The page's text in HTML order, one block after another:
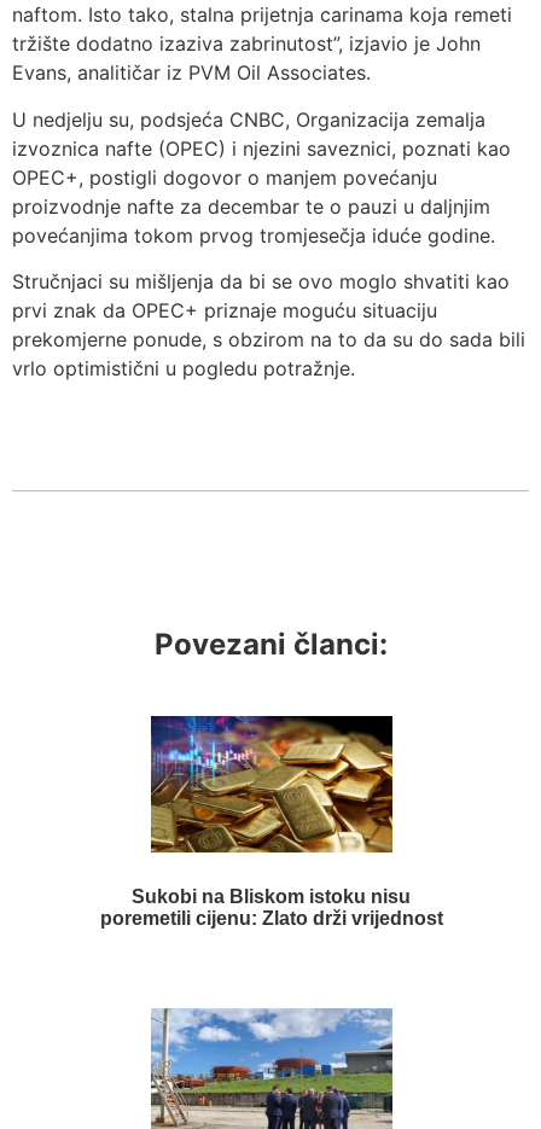
naftom. Isto tako, stalna prijetnja carinama koja remeti
tržište dodatno izaziva zabrinutost”, izjavio je John
Evans, analitičar iz PVM Oil Associates.
U nedjelju su, podsjeća CNBC, Organizacija zemalja
izvoznica nafte (OPEC) i njezini saveznici, poznati kao
OPEC+, postigli dogovor o manjem povećanju
proizvodnje nafte za decembar te o pauzi u daljnjim
povećanjima tokom prvog tromjesečja iduće godine.
Stručnjaci su mišljenja da bi se ovo moglo shvatiti kao
prvi znak da OPEC+ priznaje moguću situaciju
prekomjerne ponude, s obzirom na to da su do sada bili
vrlo optimistični u pogledu potražnje.
Povezani članci:
Sukobi na Bliskom istoku nisu
poremetili cijenu: Zlato drži vrijednost